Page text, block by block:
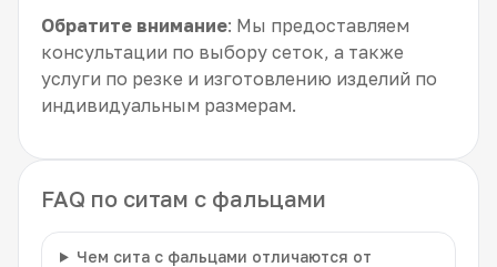
Обратите внимание: Мы предоставляем
консультации по выбору сеток, а также
услуги по резке и изготовлению изделий по
индивидуальным размерам.
FAQ по ситам с фальцами
Чем сита с фальцами отличаются от